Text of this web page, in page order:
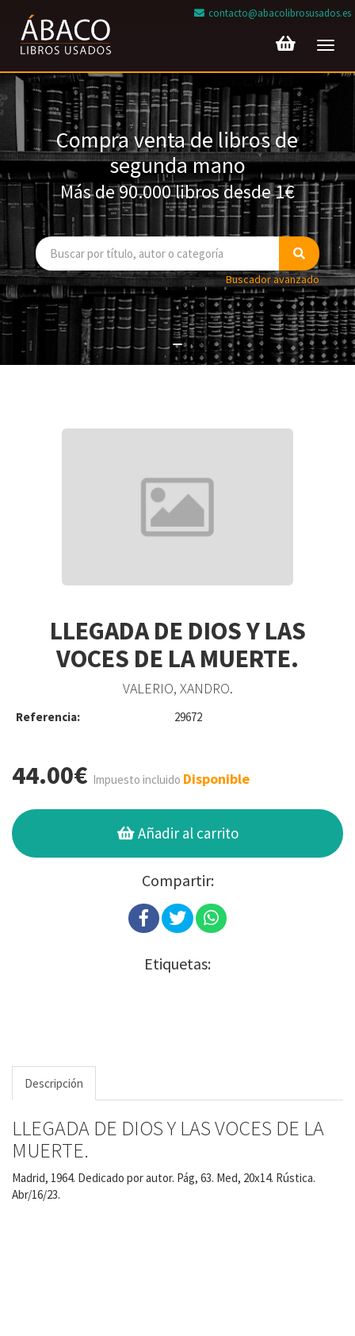
contacto@abacolibrosusados.es
Compra venta de libros de
segunda mano
Más de 90.000 libros desde 1€
Buscador avanzado
LLEGADA DE DIOS Y LAS
VOCES DE LA MUERTE.
VALERIO, XANDRO.
Referencia: 29672
44.00€ Impuesto incluido Disponible
Añadir al carrito
Compartir:
Etiquetas:
Descripción
LLEGADA DE DIOS Y LAS VOCES DE LA
MUERTE.
Madrid, 1964. Dedicado por autor. Pág, 63. Med, 20x14. Rústica.
Abr/16/23.